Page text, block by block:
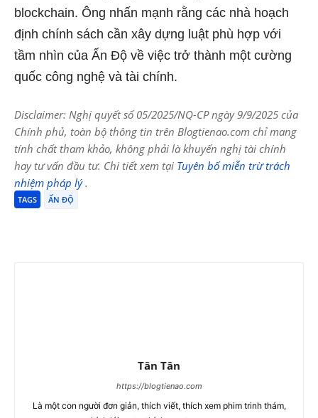
blockchain. Ông nhấn mạnh rằng các nhà hoạch
định chính sách cần xây dựng luật phù hợp với
tầm nhìn của Ấn Độ về việc trở thành một cường
quốc công nghệ và tài chính.
Disclaimer: Nghị quyết số 05/2025/NQ-CP ngày 9/9/2025 của
Chính phủ, toàn bộ thông tin trên Blogtienao.com chỉ mang
tính chất tham khảo, không phải là khuyến nghị tài chính
hay tư vấn đầu tư. Chi tiết xem tại Tuyên bố miễn trừ trách
nhiệm pháp lý.
TAGS ẤN ĐỘ
Tân Tân
https://blogtienao.com
Là một con người đơn giản, thích viết, thích xem phim trinh thám,